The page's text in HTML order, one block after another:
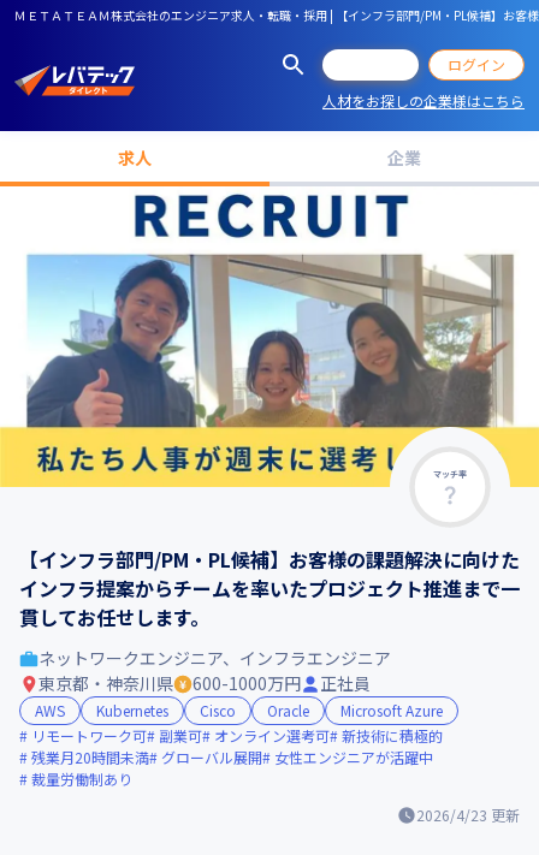
ＭＥＴＡＴＥＡＭ株式会社のエンジニア求人・転職・採用 | 【インフラ部門/PM・PL候補】お
ログイン
人材をお探しの企業様はこちら
求人 企業
マッチ率
【インフラ部門/PM・PL候補】お客様の課題解決に向けた
インフラ提案からチームを率いたプロジェクト推進まで一
貫してお任せします。
2026/4/23 更新
ネットワークエンジニア、インフラエンジニア
東京都・神奈川県
600-1000万円 正社員
AWS Kubernetes Cisco Oracle
Microsoft Azure
リモートワーク可
副業可 オンライン選考可 新技術に積極的
残業月20時間未満
グローバル展開
女性エンジニアが活躍中
裁量労働制あり